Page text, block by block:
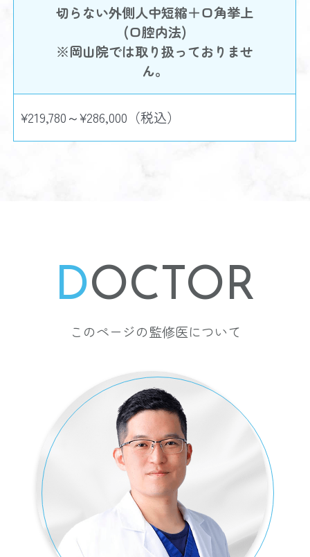
切らない外側人中短縮＋口角挙上
(口腔内法)
※岡山院では取り扱っておりませ
ん。
¥219,780～¥286,000（税込）
DOCTOR
このページの監修医について